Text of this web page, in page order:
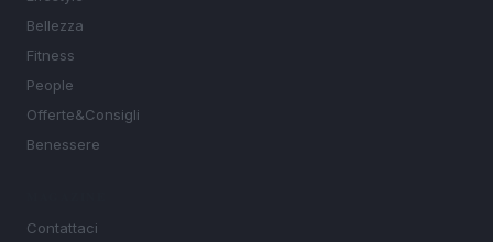
Bellezza
Fitness
People
Offerte&Consigli
Benessere
Contattaci